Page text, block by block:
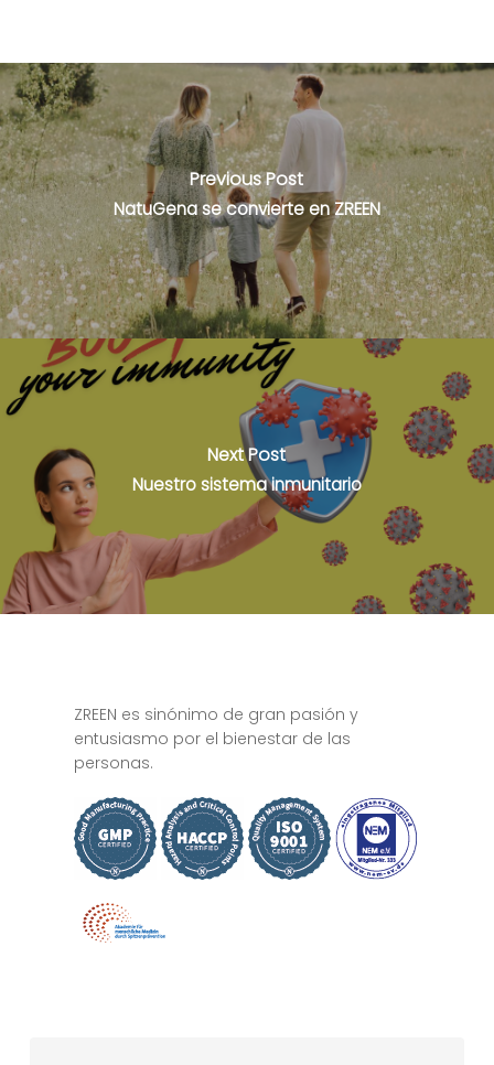
Previous Post
NatuGena se convierte en ZREEN
Next Post
Nuestro sistema inmunitario
ZREEN es sinónimo de gran pasión y
entusiasmo por el bienestar de las
personas.